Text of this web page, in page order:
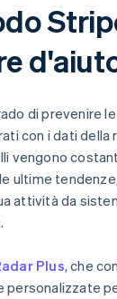
di prevenire
con i dati della
vengono
ultime
attività da
Plus, che
personalizzate